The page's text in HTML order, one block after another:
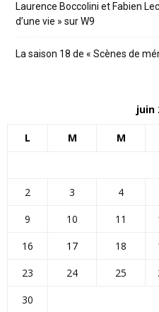
Laurence Boccolini et Fabien
d’une vie » sur W9
La saison 18 de « Scènes de
juin
L M M
2
3 4
9
10 11
16
17 18
23
24 25
30